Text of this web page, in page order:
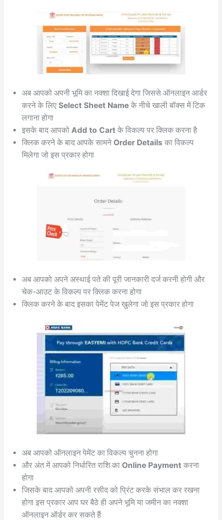
अब आपको अपनी भूमि का नक्शा दिखाई देगा जिससे ऑनलाइन आर्डर
करने के लिए Select Sheet Nameके नीचे खाली बॉक्स में टिक
लगाना होगा
इसके बाद आपको Add to Cartके विकल्प पर क्लिक करना है
क्लिक करने के बाद आपके सामने Order Details का विकल्प
मिलेगा जो इस प्रकार होगा
अब आपको अपने अस्थाई पते की पूरी जानकारी दर्ज करनी होगी और
चेक-आउट के विकल्प पर क्लिक करना होगा
क्लिक करने के बाद इसका पेमेंट पेज खुलेगा जो इस प्रकार होगा
अब आपको ऑनलाइन पेमेंट का विकल्प चुनना होगा
और अंत में आपको निर्धारित राशि का Online Paymentकरना
होगा
जिसके बाद आपको अपनी रसीद को प्रिंट करके संभाल कर रखना
होगा इस प्रकार आप घर बैठे ही अपने भूमि या जमीन का नक्शा
ऑनलाइन ऑर्डर कर सकते हैं